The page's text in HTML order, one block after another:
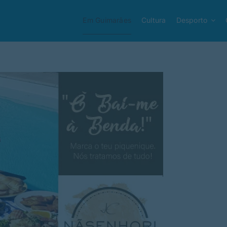
Em Guimarães Cultura Desporto